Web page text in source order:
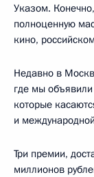
Указом.
полноценную
кино,
Недавно в
где мы
которые
и
Три премии,
миллионов